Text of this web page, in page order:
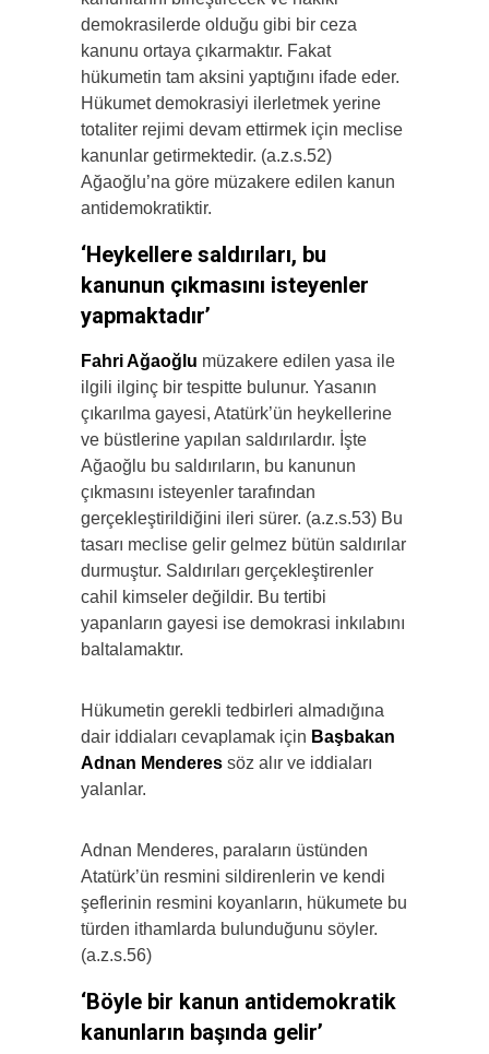
demokrasilerde olduğu gibi bir ceza
kanunu ortaya çıkarmaktır. Fakat
hükumetin tam aksini yaptığını ifade eder.
Hükumet demokrasiyi ilerletmek yerine
totaliter rejimi devam ettirmek için meclise
kanunlar getirmektedir. (a.z.s.52)
Ağaoğlu’na göre müzakere edilen kanun
antidemokratiktir.
‘Heykellere saldırıları, bu
kanunun çıkmasını isteyenler
yapmaktadır’
Fahri Ağaoğlu müzakere edilen yasa ile
ilgili ilginç bir tespitte bulunur. Yasanın
çıkarılma gayesi, Atatürk’ün heykellerine
ve büstlerine yapılan saldırılardır. İşte
Ağaoğlu bu saldırıların, bu kanunun
çıkmasını isteyenler tarafından
gerçekleştirildiğini ileri sürer. (a.z.s.53) Bu
tasarı meclise gelir gelmez bütün saldırılar
durmuştur. Saldırıları gerçekleştirenler
cahil kimseler değildir. Bu tertibi
yapanların gayesi ise demokrasi inkılabını
baltalamaktır.
Hükumetin gerekli tedbirleri almadığına
dair iddiaları cevaplamak için Başbakan
Adnan Menderes söz alır ve iddiaları
yalanlar.
Adnan Menderes, paraların üstünden
Atatürk’ün resmini sildirenlerin ve kendi
şeflerinin resmini koyanların, hükumete bu
türden ithamlarda bulunduğunu söyler.
(a.z.s.56)
‘Böyle bir kanun antidemokratik
kanunların başında gelir’